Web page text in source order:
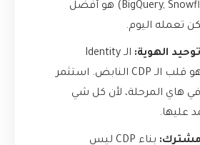
سحابي (BigQuery, Snowflake) هو أفضل
تعمله اليوم.
الهوية:
الـ Identity
Resolution هو قلب الـ CDP النابض. استثمر
هاي المرحلة، لأن كل شي
عليها.
بناء CDP ليس